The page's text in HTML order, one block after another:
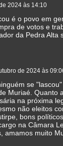
2024 às 14:10
é o povo em
de votos e
da Pedra Alta
de 2024 às
se
Muriaé. Quanto
na próxima
não eleitos
bons
na Câmara
amamos muito